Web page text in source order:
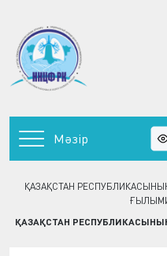
ҚАЗАҚСТАН
ҚАЗАҚСТАН
Мәзір